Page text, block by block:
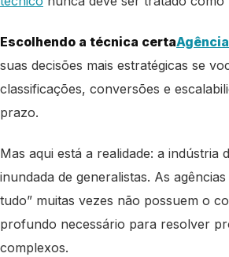
Escolhendo a técnica certa
suas decisões mais estratégicas se
classificações, conversões e
prazo.
Mas aqui está a realidade: a indústria
inundada de generalistas. As
tudo” muitas vezes não possuem o
profundo necessário para resolver
complexos.